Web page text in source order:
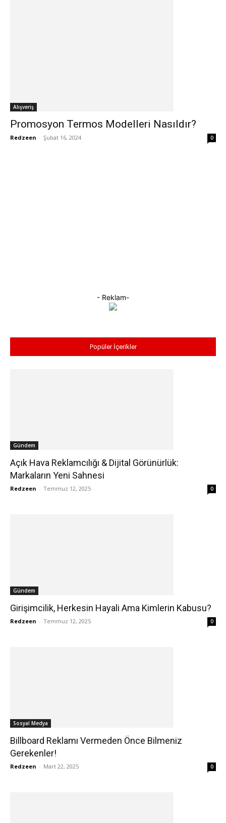
Alışveriş
Promosyon Termos Modelleri Nasıldır?
Redzeen - Şubat 16, 2024 0
- Reklam-
Popüler İçerikler
Gündem
Açık Hava Reklamcılığı & Dijital Görünürlük:
Markaların Yeni Sahnesi
Redzeen - Temmuz 12, 2025 0
Gündem
Girişimcilik, Herkesin Hayali Ama Kimlerin Kabusu?
Redzeen - Temmuz 12, 2025 0
Sosyal Medya
Billboard Reklamı Vermeden Önce Bilmeniz
Gerekenler!
Redzeen - Mart 22, 2025 0